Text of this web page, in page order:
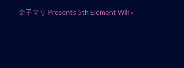
金子マリ Presents 5th Element Will»